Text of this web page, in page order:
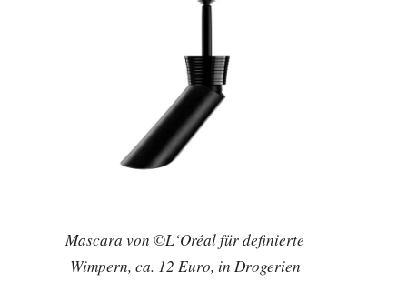
Mascara von ©L‘Oréal für definierte
Wimpern, ca. 12 Euro, in Drogerien